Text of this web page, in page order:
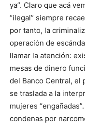
ya”. Claro que acá
“ilegal” siempre
por tanto, la
operación de
llamar la atención:
mesas de dinero
del Banco Central, el
se traslada a la
mujeres
condenas por